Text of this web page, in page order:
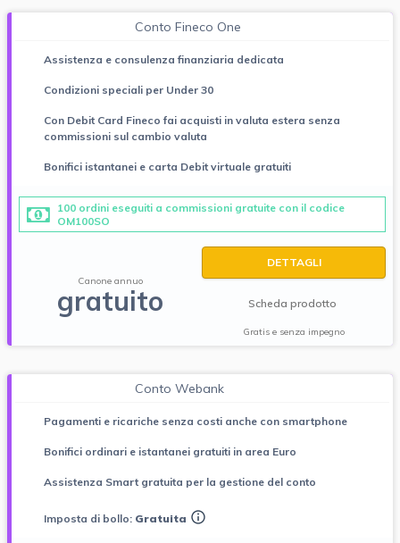
Conto Fineco One
Assistenza e consulenza finanziaria dedicata
Condizioni speciali per Under 30
Con Debit Card Fineco fai acquisti in valuta estera senza
commissioni sul cambio valuta
Bonifici istantanei e carta Debit virtuale gratuiti
100 ordini eseguiti a commissioni gratuite con il codice
OM100SO
Canone annuo
gratuito
DETTAGLI
Scheda prodotto
Gratis e senza impegno
Conto Webank
Pagamenti e ricariche senza costi anche con smartphone
Bonifici ordinari e istantanei gratuiti in area Euro
Assistenza Smart gratuita per la gestione del conto
Imposta di bollo: Gratuita